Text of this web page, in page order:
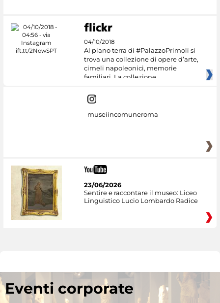
04/10/2018
Al piano terra di #PalazzoPrimoli si
trova una collezione di opere d’arte,
cimeli napoleonici, memorie
familiari. La collezione
museiincomuneroma
23/06/2026
Sentire e raccontare il museo: Liceo
Linguistico Lucio Lombardo Radice
Eventi corporate